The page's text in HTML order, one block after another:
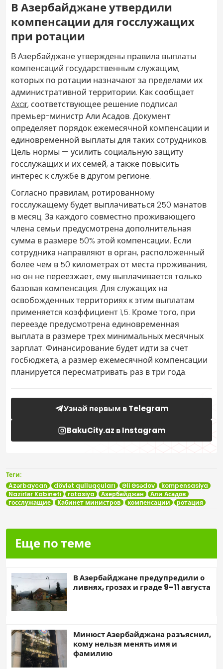
В Азербайджане утвердили
компенсации для госслужащих
при ротации
В Азербайджане утверждены правила выплаты
компенсаций государственным служащим,
которых по ротации назначают за пределами их
административной территории. Как сообщает
Axar, соответствующее решение подписал
премьер-министр Али Асадов. Документ
определяет порядок ежемесячной компенсации и
единовременной выплаты для таких сотрудников.
Цель нормы — усилить социальную защиту
госслужащих и их семей, а также повысить
интерес к службе в другом регионе.
Согласно правилам, ротированному
госслужащему будет выплачиваться 250 манатов
в месяц. За каждого совместно проживающего
члена семьи предусмотрена дополнительная
сумма в размере 50% этой компенсации. Если
сотрудника направляют в орган, расположенный
более чем в 50 километрах от места проживания,
но он не переезжает, ему выплачивается только
базовая компенсация. Для служащих на
освобожденных территориях к этим выплатам
применяется коэффициент 1,5. Кроме того, при
переезде предусмотрена единовременная
выплата в размере трех минимальных месячных
зарплат. Финансирование будет идти за счет
госбюджета, а размер ежемесячной компенсации
планируется пересматривать раз в три года.
Узнай первым в Telegram
BakuCity.az в Instagram
Теги:
Azərbaycan
dövlət qulluqçuları Əli Əsədov
kompensasiya
Nazirlər Kabineti
rotasiya Азербайджан
Али Асадов
госслужащие
Кабинет министров компенсации ротация
Еще по теме
В Азербайджане предупредили о
ливнях, грозах и граде 9–11 августа
Минюст Азербайджана разъяснил,
кому нельзя менять имя и
фамилию